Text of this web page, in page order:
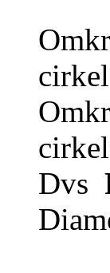
Dvs